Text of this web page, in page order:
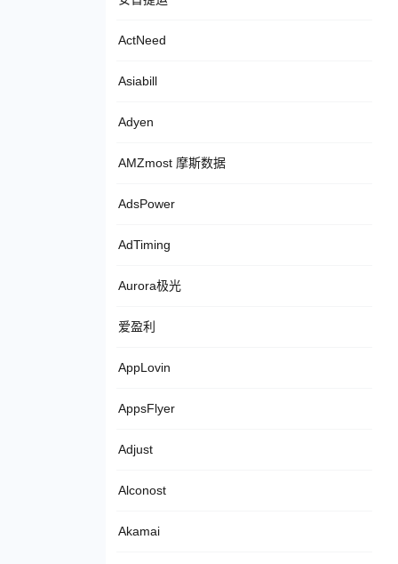
ActNeed
Asiabill
Adyen
AMZmost 摩斯数据
AdsPower
AdTiming
Aurora极光
爱盈利
AppLovin
AppsFlyer
Adjust
Alconost
Akamai